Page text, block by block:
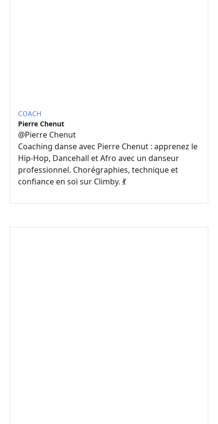
COACH
Pierre Chenut
@Pierre Chenut
Coaching danse avec Pierre Chenut : apprenez le
Hip-Hop, Dancehall et Afro avec un danseur
professionnel. Chorégraphies, technique et
confiance en soi sur Climby. 💃